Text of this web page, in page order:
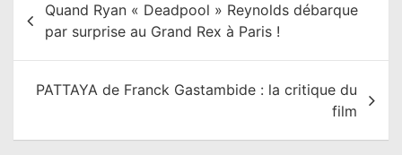
Quand Ryan « Deadpool » Reynolds débarque
par surprise au Grand Rex à Paris !
PATTAYA de Franck Gastambide : la critique du
film